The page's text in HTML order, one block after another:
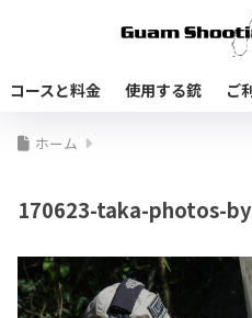
コースと料金 使用する銃 ご
ホーム
170623-taka-photos-